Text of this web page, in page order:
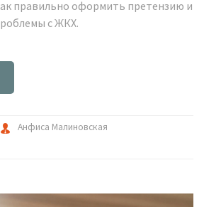
правильно оформить претензию и
с ЖКХ.
Анфиса Малиновская